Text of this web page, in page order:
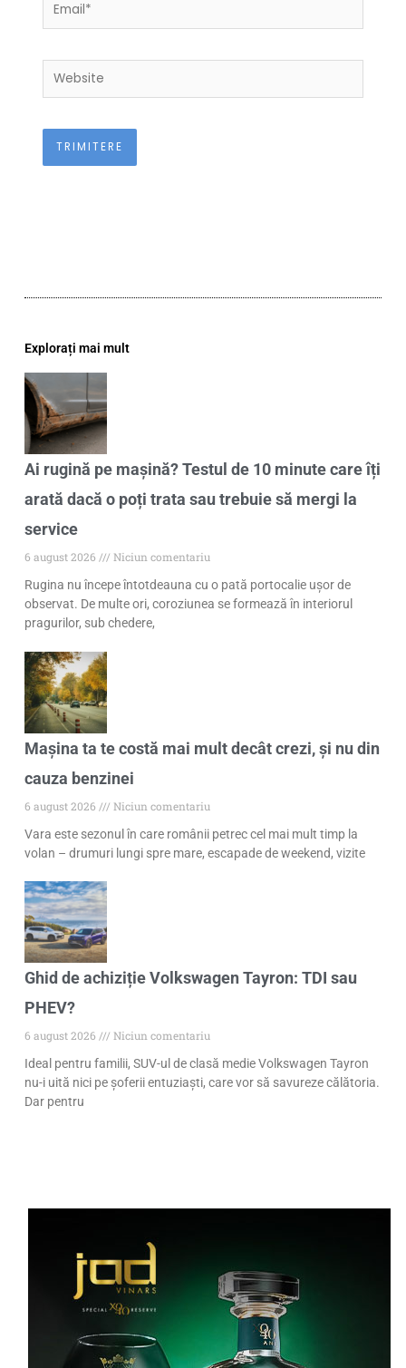
Website
Explorați mai mult
Ai rugină pe mașină? Testul de 10 minute care îți
arată dacă o poți trata sau trebuie să mergi la
service
6 august 2026
Niciun comentariu
Rugina nu începe întotdeauna cu o pată portocalie ușor de
observat. De multe ori, coroziunea se formează în interiorul
pragurilor, sub chedere,
Mașina ta te costă mai mult decât crezi, și nu din
cauza benzinei
6 august 2026
Niciun comentariu
Vara este sezonul în care românii petrec cel mai mult timp la
volan – drumuri lungi spre mare, escapade de weekend, vizite
Ghid de achiziție Volkswagen Tayron: TDI sau
PHEV?
6 august 2026
Niciun comentariu
Ideal pentru familii, SUV-ul de clasă medie Volkswagen Tayron
nu-i uită nici pe șoferii entuziaști, care vor să savureze călătoria.
Dar pentru